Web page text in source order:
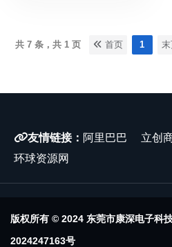
共 7 条，共 1 页 首页 1
友情链接： 阿里巴巴 立创
环球资源网
版权所有 © 2024 东莞市康深电子科
2024247163号